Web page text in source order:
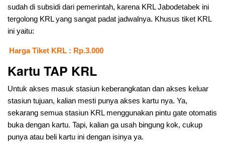
sudah di subsidi dari pemerintah, karena KRL Jabodetabek ini
tergolong KRL yang sangat padat jadwalnya. Khusus tiket KRL
ini yaitu:
Harga Tiket KRL : Rp.3.000
Kartu TAP KRL
Untuk akses masuk stasiun keberangkatan dan akses keluar
stasiun tujuan, kalian mesti punya akses kartu nya. Ya,
sekarang semua stasiun KRL menggunakan pintu gate otomatis
buka dengan kartu. Tapi, kalian ga usah bingung kok, cukup
punya atau beli kartu ini dengan isinya ya.